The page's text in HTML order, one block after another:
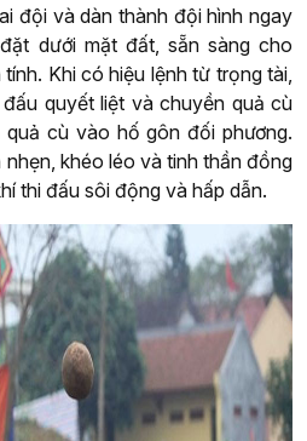
đội và dàn thành đội hình ngay
dưới mặt đất, sẵn sàng cho
Khi có hiệu lệnh từ trọng tài,
quyết liệt và chuyền quả cù
cù vào hố gôn đối phương.
khéo léo và tinh thần đồng
thi đấu sôi động và hấp dẫn.